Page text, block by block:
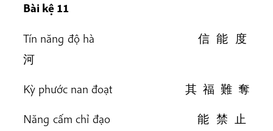
Bài kệ 11
Tín năng độ hà 信 能 度
河
Kỳ phước nan đoạt 其 福 難 奪
Năng cấm chỉ đạo 能 禁 止